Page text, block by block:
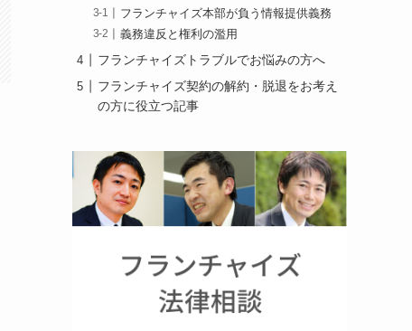
フランチャイズ本部が負う情報提供義務
義務違反と権利の濫用
フランチャイズトラブルでお悩みの方へ
フランチャイズ契約の解約・脱退をお考え
の方に役立つ記事